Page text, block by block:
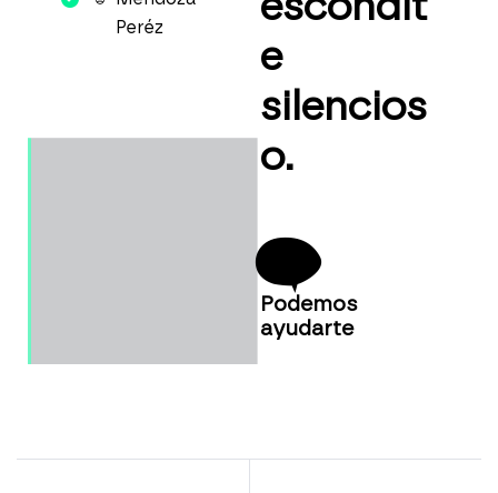
Peréz
e
silencios
o.
Podemos
ayudarte